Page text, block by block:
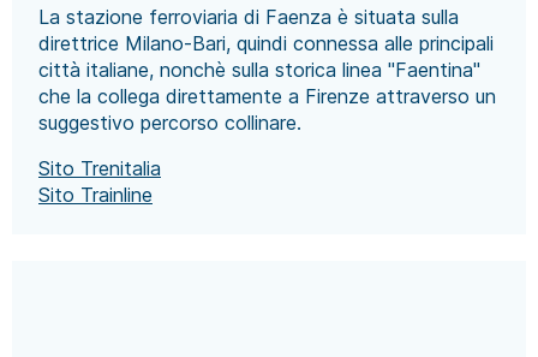
La stazione ferroviaria di Faenza è situata sulla
direttrice Milano-Bari, quindi connessa alle principali
città italiane, nonchè sulla storica linea "Faentina"
che la collega direttamente a Firenze attraverso un
suggestivo percorso collinare.
Sito Trenitalia
Sito Trainline